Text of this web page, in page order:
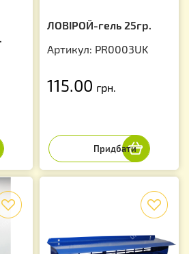
ЛОВІРОЙ-гель 25гр.
Артикул: PR0003UK
115.00 грн.